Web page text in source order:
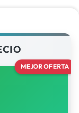
MEJOR OFERTA